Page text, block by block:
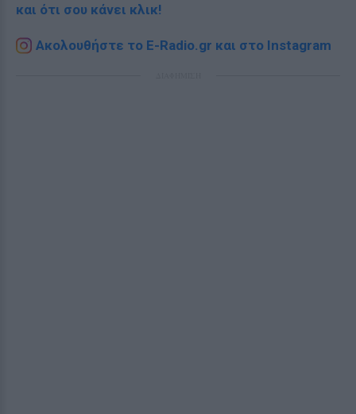
και ότι σου κάνει κλικ!
Ακολουθήστε το E-Radio.gr και στο Instagram